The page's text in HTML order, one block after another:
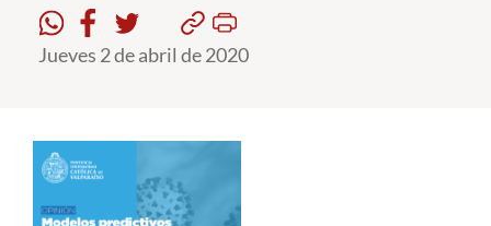
Pregrado
Formación Continua
Estudiantes
Jueves 2 de abril de 2020